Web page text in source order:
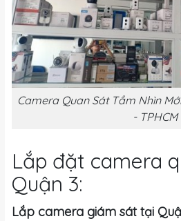
Camera Quan Sát Tầm Nhìn
- TPHCM
Lắp đặt camera
Quận 3:
Lắp camera giám sát tại